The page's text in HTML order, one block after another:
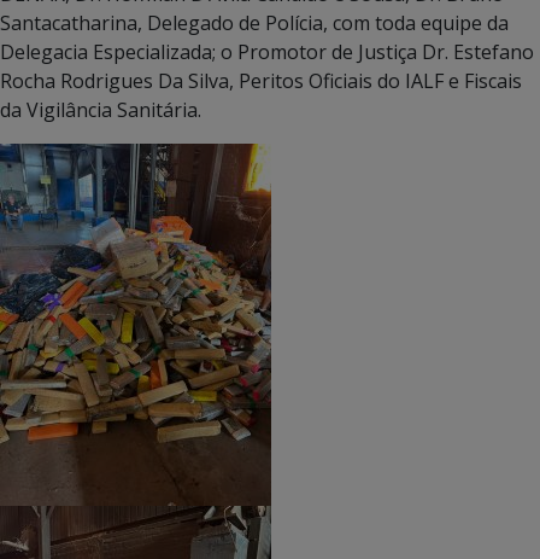
Santacatharina, Delegado de Polícia, com toda equipe da
Delegacia Especializada; o Promotor de Justiça Dr. Estefano
Rocha Rodrigues Da Silva, Peritos Oficiais do IALF e Fiscais
da Vigilância Sanitária.